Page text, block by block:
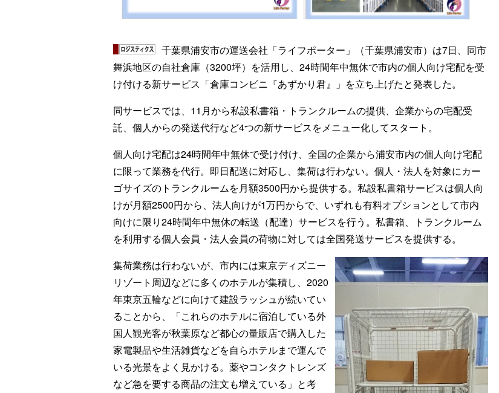
千葉県浦安市の運送会社「ライフポーター」（千葉県浦安市）は7日、同市
舞浜地区の自社倉庫（3200坪）を活用し、24時間年中無休で市内の個人向け宅配を受
け付ける新サービス「倉庫コンビニ『あずかり君』」を立ち上げたと発表した。
同サービスでは、11月から私設私書箱・トランクルームの提供、企業からの宅配受
託、個人からの発送代行など4つの新サービスをメニュー化してスタート。
個人向け宅配は24時間年中無休で受け付け、全国の企業から浦安市内の個人向け宅配
に限って業務を代行。即日配送に対応し、集荷は行わない。個人・法人を対象にカー
ゴサイズのトランクルームを月額3500円から提供する。私設私書箱サービスは個人向
けが月額2500円から、法人向けが1万円からで、いずれも有料オプションとして市内
向けに限り24時間年中無休の転送（配達）サービスを行う。私書箱、トランクルーム
を利用する個人会員・法人会員の荷物に対しては全国発送サービスを提供する。
集荷業務は行わないが、市内には東京ディズニー
リゾート周辺などに多くのホテルが集積し、2020
年東京五輪などに向けて建設ラッシュが続いてい
ることから、「これらのホテルに宿泊している外
国人観光客が秋葉原など都心の量販店で購入した
家電製品や生活雑貨などを自らホテルまで運んで
いる光景をよく見かける。薬やコンタクトレンズ
など急を要する商品の注文も増えている」と考